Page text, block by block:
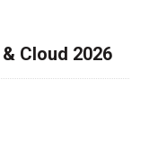
Cloud 2026